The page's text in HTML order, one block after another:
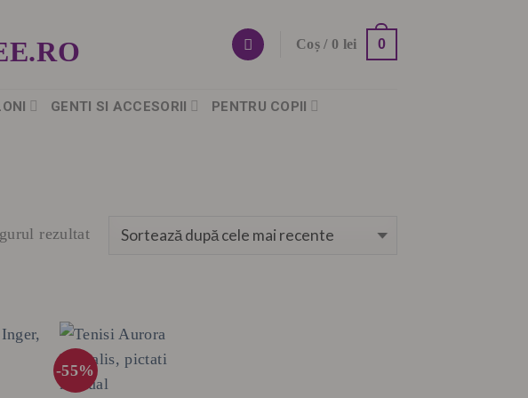
Coș / 0 lei 0
GENTI SI ACCESORII PENTRU COPII
rezultat
-55%